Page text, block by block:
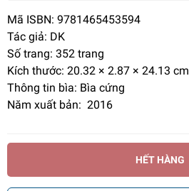
Mã ISBN: 9781465453594
Tác giả: DK
Số trang: 352 trang
Kích thước: 20.32 × 2.87 × 24.13 cm
Thông tin bìa: Bìa cứng
Năm xuất bản: 2016
HẾT HÀNG